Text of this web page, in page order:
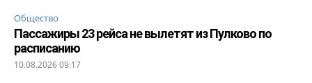
Общество
Пассажиры 23 рейса не вылетят из Пулково по
расписанию
10.08.2026 09:17